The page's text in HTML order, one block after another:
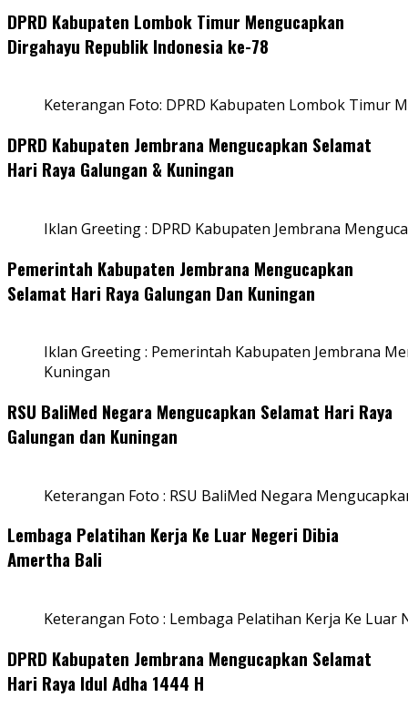
DPRD Kabupaten Lombok Timur Mengucapkan
Dirgahayu Republik Indonesia ke-78
Keterangan Foto: DPRD Kabupaten Lombok Timur
DPRD Kabupaten Jembrana Mengucapkan Selamat
Hari Raya Galungan & Kuningan
Iklan Greeting : DPRD Kabupaten Jembrana
Pemerintah Kabupaten Jembrana Mengucapkan
Selamat Hari Raya Galungan Dan Kuningan
Iklan Greeting : Pemerintah Kabupaten Jembrana
Kuningan
RSU BaliMed Negara Mengucapkan Selamat Hari Raya
Galungan dan Kuningan
Keterangan Foto : RSU BaliMed Negara
Lembaga Pelatihan Kerja Ke Luar Negeri Dibia
Amertha Bali
Keterangan Foto : Lembaga Pelatihan Kerja Ke Luar
DPRD Kabupaten Jembrana Mengucapkan Selamat
Hari Raya Idul Adha 1444 H